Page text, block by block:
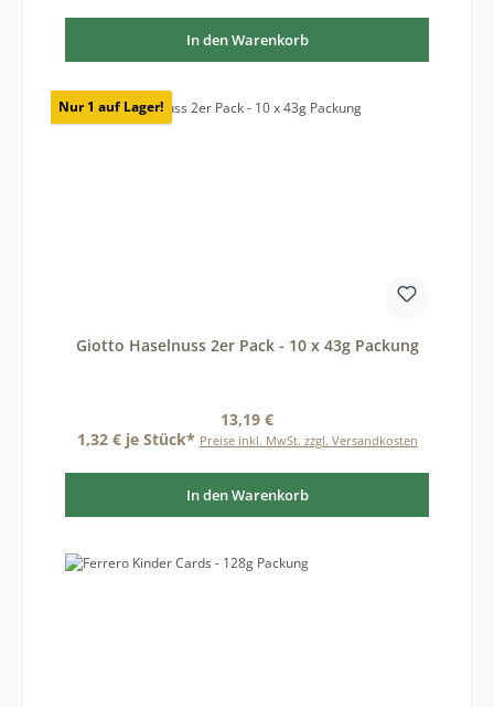
In den Warenkorb
Nur 1 auf Lager!
Giotto Haselnuss 2er Pack - 10 x 43g Packung
Regulärer Preis:
13,19 €
1,32 € je Stück* Preise inkl. MwSt. zzgl. Versandkosten
In den Warenkorb